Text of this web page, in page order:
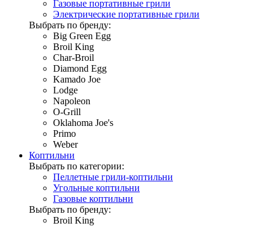
Газовые портативные грили
Электрические портативные грили
Выбрать по бренду:
Big Green Egg
Broil King
Char-Broil
Diamond Egg
Kamado Joe
Lodge
Napoleon
O-Grill
Oklahoma Joe's
Primo
Weber
Коптильни
Выбрать по категории:
Пеллетные грили-коптильни
Угольные коптильни
Газовые коптильни
Выбрать по бренду:
Broil King